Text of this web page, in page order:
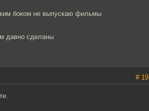
боком не выпускаю фильмы
давно сделаны
# 19